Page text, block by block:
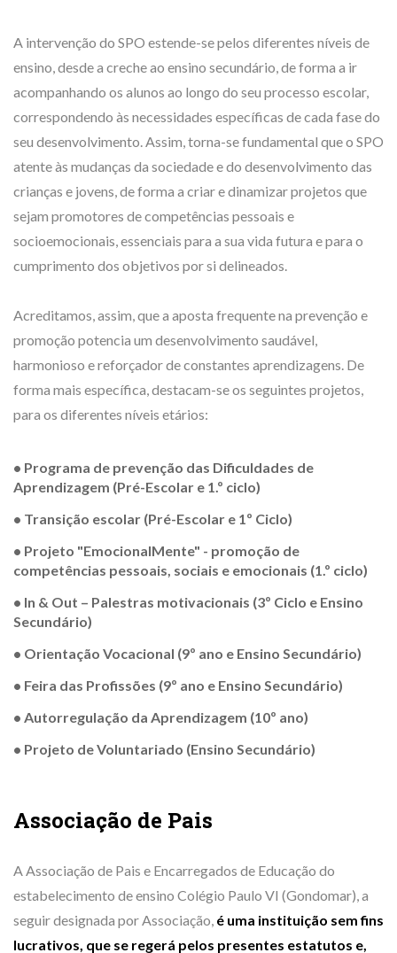
A intervenção do SPO estende-se pelos diferentes níveis de
ensino, desde a creche ao ensino secundário, de forma a ir
acompanhando os alunos ao longo do seu processo escolar,
correspondendo às necessidades específicas de cada fase do
seu desenvolvimento. Assim, torna-se fundamental que o SPO
atente às mudanças da sociedade e do desenvolvimento das
crianças e jovens, de forma a criar e dinamizar projetos que
sejam promotores de competências pessoais e
socioemocionais, essenciais para a sua vida futura e para o
cumprimento dos objetivos por si delineados.
Acreditamos, assim, que a aposta frequente na prevenção e
promoção potencia um desenvolvimento saudável,
harmonioso e reforçador de constantes aprendizagens. De
forma mais específica, destacam-se os seguintes projetos,
para os diferentes níveis etários:
• Programa de prevenção das Dificuldades de
Aprendizagem (Pré-Escolar e 1.º ciclo)
• Transição escolar (Pré-Escolar e 1º Ciclo)
• Projeto "EmocionalMente" - promoção de
competências pessoais, sociais e emocionais (1.º ciclo)
• In & Out – Palestras motivacionais (3º Ciclo e Ensino
Secundário)
• Orientação Vocacional (9º ano e Ensino Secundário)
• Feira das Profissões (9º ano e Ensino Secundário)
• Autorregulação da Aprendizagem (10º ano)
• Projeto de Voluntariado (Ensino Secundário)
Associação de Pais
A Associação de Pais e Encarregados de Educação do
estabelecimento de ensino Colégio Paulo VI (Gondomar), a
seguir designada por Associação, é uma instituição sem fins
lucrativos, que se regerá pelos presentes estatutos e,